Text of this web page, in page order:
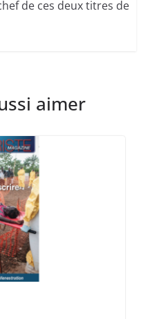
de ces deux titres de
aimer